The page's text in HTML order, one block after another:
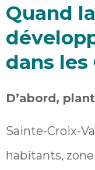
Quand
dans les
D’abord,
Sainte-Croix-
habitants,